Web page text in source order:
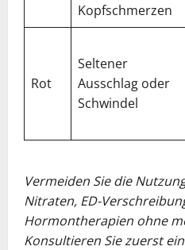
Kopfschmerzen
Rot
Seltener
Ausschlag oder
Schwindel
Vermeiden Sie die
Nitraten, ED-
Hormontherapien ohne
Konsultieren Sie zuerst